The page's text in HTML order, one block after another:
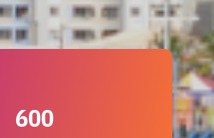
600